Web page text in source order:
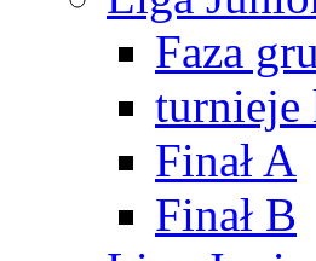
Faza
Finał A
Finał B